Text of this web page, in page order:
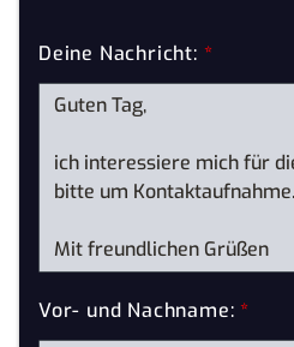
Deine Nachricht: *
Vor- und Nachname:*